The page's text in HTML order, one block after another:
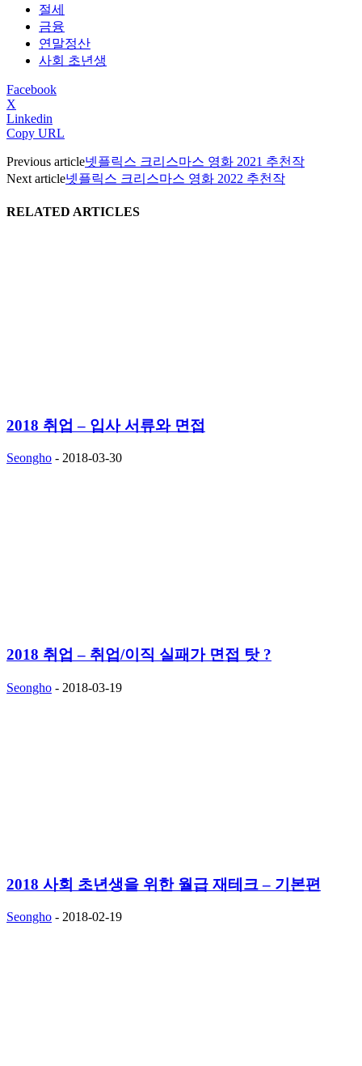
절세
금융
연말정산
사회 초년생
Facebook
X
Linkedin
Copy URL
Previous article넷플릭스 크리스마스 영화 2021 추천작
Next article넷플릭스 크리스마스 영화 2022 추천작
RELATED ARTICLES
2018 취업 – 입사 서류와 면접
Seongho - 2018-03-30
2018 취업 – 취업/이직 실패가 면접 탓 ?
Seongho - 2018-03-19
2018 사회 초년생을 위한 월급 재테크 – 기본편
Seongho - 2018-02-19